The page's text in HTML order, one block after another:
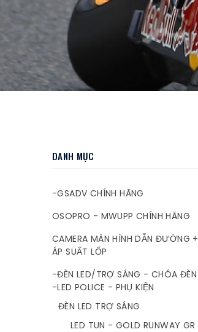
DANH MỤC
-GSADV CHÍNH HÃNG
OSOPRO - MWUPP CHÍNH HÃNG
CAMERA MÀN HÌNH DẪN ĐƯỜNG +
ÁP SUẤT LỐP
-ĐÈN LED/TRỢ SÁNG - CHÓA ĐÈN
-LED POLICE - PHỤ KIỆN
ĐÈN LED TRỢ SÁNG
LED TUN - GOLD RUNWAY GR